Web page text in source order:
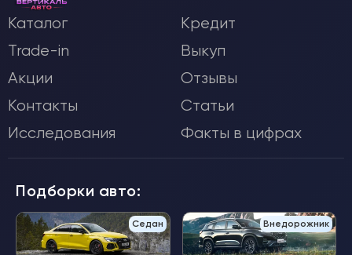
Каталог
Кредит
Trade-in
Выкуп
Акции
Отзывы
Контакты
Статьи
Исследования
Факты в цифрах
Подборки авто:
Седан Внедорожник